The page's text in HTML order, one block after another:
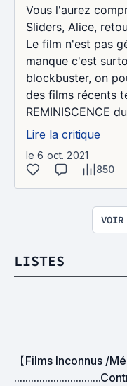
Vous l'aurez
Sliders, Alice,
Le film n'est pas
manque c'est
blockbuster, on
des films récents
REMINISCENCE
Lire la critique
le 6 oct. 2021
850
LISTES
【Films Inconnus /